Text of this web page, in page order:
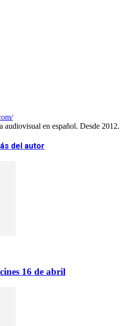
audiovisual en español. Desde 2012.
del autor
16 de abril